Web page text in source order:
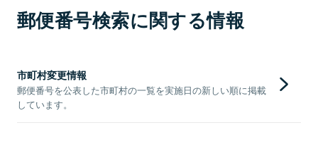
郵便番号検索に関する情報
市町村変更情報
郵便番号を公表した市町村の一覧を実施日の新しい順に掲載
しています。